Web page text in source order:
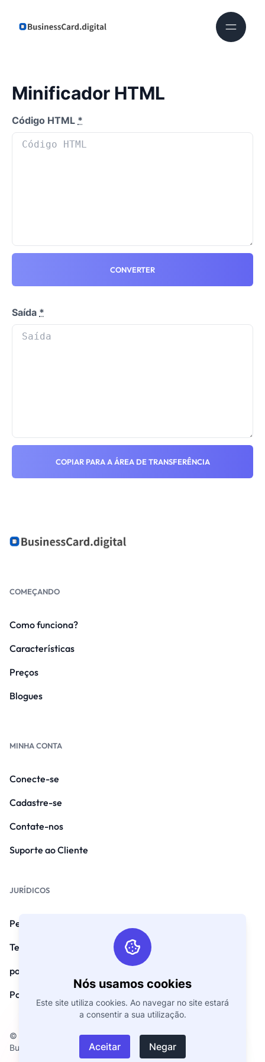
Minificador HTML
Código HTML *
CONVERTER
Saída *
COPIAR PARA A ÁREA DE TRANSFERÊNCIA
Nós usamos cookies
Este site utiliza cookies. Ao navegar no site estará
a consentir a sua utilização.
Aceitar Negar
COMEÇANDO
Como funciona?
Características
Preços
Blogues
MINHA CONTA
Conecte-se
Cadastre-se
Contate-nos
Suporte ao Cliente
JURÍDICOS
Perguntas frequentes
Termos e Condições
política de Privacidade
Política de Reembolso
© Direitos autorais 2026. Todos os direitos reservados por
BusinessCard.Digital.